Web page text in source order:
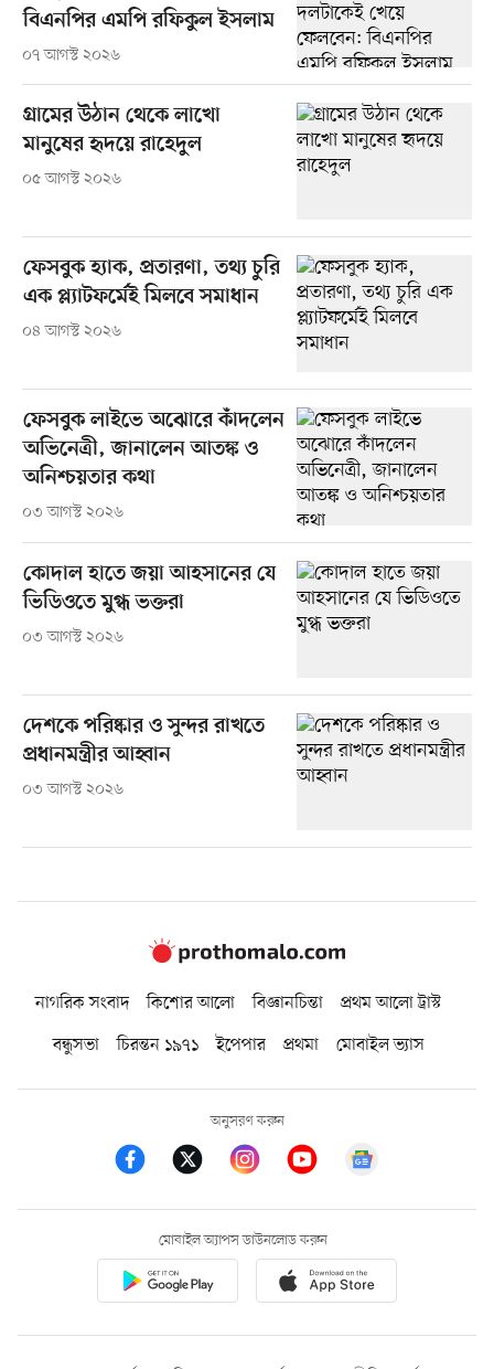
বিএনপির এমপি রফিকুল ইসলাম
০৭ আগস্ট ২০২৬
গ্রামের উঠান থেকে লাখো
মানুষের হৃদয়ে রাহেদুল
০৫ আগস্ট ২০২৬
ফেসবুক হ্যাক, প্রতারণা, তথ্য চুরি
এক প্ল্যাটফর্মেই মিলবে সমাধান
০৪ আগস্ট ২০২৬
ফেসবুক লাইভে অঝোরে কাঁদলেন
অভিনেত্রী, জানালেন আতঙ্ক ও
অনিশ্চয়তার কথা
০৩ আগস্ট ২০২৬
কোদাল হাতে জয়া আহসানের যে
ভিডিওতে মুগ্ধ ভক্তরা
০৩ আগস্ট ২০২৬
দেশকে পরিষ্কার ও সুন্দর রাখতে
প্রধানমন্ত্রীর আহ্বান
০৩ আগস্ট ২০২৬
নাগরিক সংবাদ কিশোর আলো বিজ্ঞানচিন্তা
প্রথম আলো ট্রাস্ট
বন্ধুসভা
চিরন্তন ১৯৭১ ইপেপার প্রথমা মোবাইল ভ্যাস
অনুসরণ করুন
মোবাইল অ্যাপস ডাউনলোড করুন